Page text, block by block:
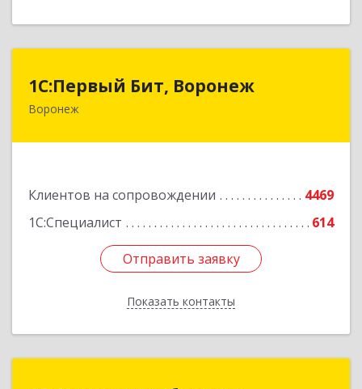
1С:Первый Бит, Воронеж
Воронеж
Клиентов на сопровождении
4469
1С:Специалист
614
Отправить заявку
Показать контакты
1С:Первый Бит, Воронеж
394006, Воронежская обл, Воронеж г, 20-летия
Отправить заявку
Назад
1С-Архитектор бизнеса